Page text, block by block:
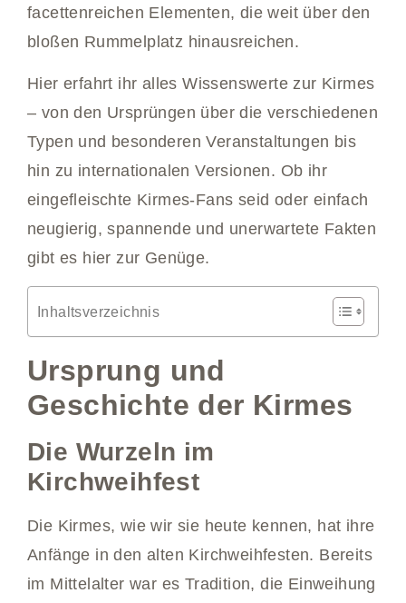
facettenreichen Elementen, die weit über den
bloßen Rummelplatz hinausreichen.
Hier erfahrt ihr alles Wissenswerte zur Kirmes
– von den Ursprüngen über die verschiedenen
Typen und besonderen Veranstaltungen bis
hin zu internationalen Versionen. Ob ihr
eingefleischte Kirmes-Fans seid oder einfach
neugierig, spannende und unerwartete Fakten
gibt es hier zur Genüge.
Inhaltsverzeichnis
Ursprung und
Geschichte der Kirmes
Die Wurzeln im
Kirchweihfest
Die Kirmes, wie wir sie heute kennen, hat ihre
Anfänge in den alten Kirchweihfesten. Bereits
im Mittelalter war es Tradition, die Einweihung